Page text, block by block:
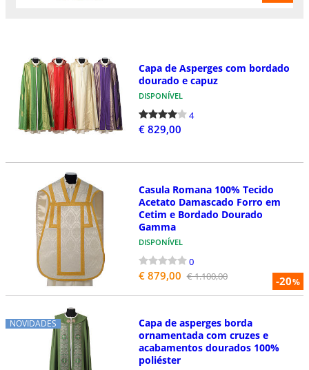
Capa de Asperges com bordado
dourado e capuz
DISPONÍVEL
4
€ 829,00
-20%
Casula Romana 100% Tecido
Acetato Damascado Forro em
Cetim e Bordado Dourado
Gamma
DISPONÍVEL
0
€ 879,00 € 1.100,00
NOVIDADES
Capa de asperges borda
ornamentada com cruzes e
acabamentos dourados 100%
poliéster